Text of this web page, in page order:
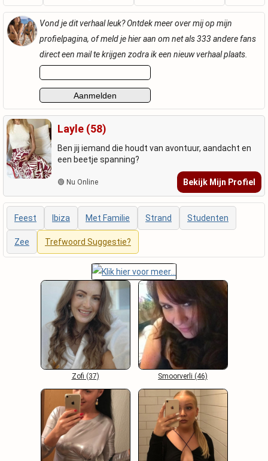
Vond je dit verhaal leuk? Ontdek meer over mij op mijn
profielpagina, of meld je hier aan om net als 333 andere fans
direct een mail te krijgen zodra ik een nieuw verhaal plaats.
Layle (58)
Ben jij iemand die houdt van avontuur, aandacht en
een beetje spanning?
🟢 Nu Online Bekijk Mijn Profiel
Feest Ibiza Met Familie Strand Studenten
Zee Trefwoord Suggestie?
Zofi (37) Smoorverli (46)